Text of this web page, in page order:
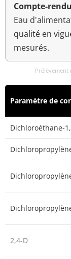
Compte-rendu
Eau
qualité en
mesurés.
Prélèvement
Paramètre de
Dichloroéthane-
2,4-D